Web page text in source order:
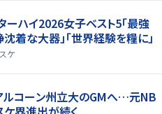
ーハイ2026女子ベスト5「最強
沈着な大器」「世界経験を糧に」
ケ
アルコーン州立大のGMへ…元NB